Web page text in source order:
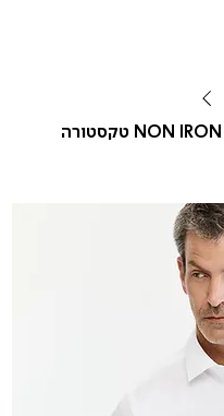
MAX MORETTI חולצה מכופתרת NON IRON טקסטורה